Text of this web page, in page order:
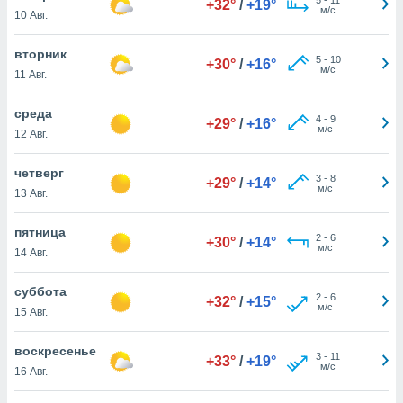
действия
рекламу
нашей
cookie
cookie
в
нашего
10 Авг.
+32° / +19°
м/с
вторник
11 Авг.
+30° / +16° 5- 10
м/с
среда
12 Авг.
+29° / +16° 4- 9
м/с
четверг
13 Авг.
+29° / +14° 3- 8
м/с
пятница
14 Авг.
+30° / +14° 2- 6
м/с
суббота
15 Авг.
+32° / +15° 2- 6
м/с
воскресенье
16 Авг.
+33° / +19° 3- 11
м/с